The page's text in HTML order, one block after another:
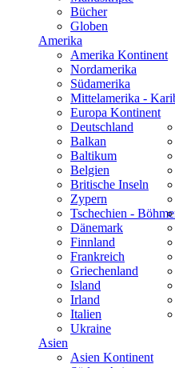
Bücher
Globen
Amerika
Amerika Kontinent
Nordamerika
Südamerika
Mittelamerika -
Europa Kontinent
Deutschland
Balkan
Baltikum
Belgien
Britische Inseln
Zypern
Tschechien -
Dänemark
Finnland
Frankreich
Griechenland
Island
Irland
Italien
Ukraine
Asien
Asien Kontinent